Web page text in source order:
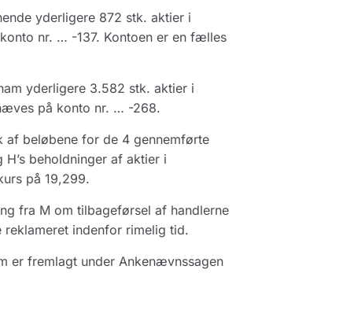
yderligere 872 stk. aktier i
nr. … -137. Kontoen er en fælles
yderligere 3.582 stk. aktier i
på konto nr. … -268.
beløbene for de 4 gennemførte
beholdninger af aktier i
på 19,299.
fra M om tilbageførsel af handlerne
indenfor rimelig tid.
er fremlagt under Ankenævnssagen